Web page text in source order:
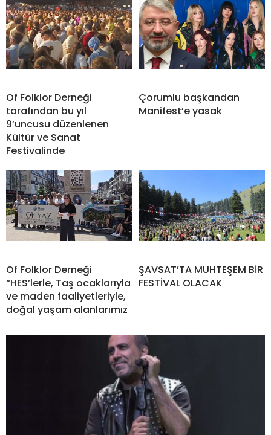
Of Folklor Derneği
tarafından bu yıl
9’uncusu düzenlenen
Kültür ve Sanat
Festivalinde
Çorumlu başkandan
Manifest’e yasak
Of Folklor Derneği
“HES’lerle, Taş ocaklarıyla
ve maden faaliyetleriyle,
doğal yaşam alanlarımız
ŞAVSAT’TA MUHTEŞEM BİR
FESTİVAL OLACAK